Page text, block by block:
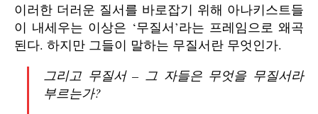
이러한 더러운 질서를 바로잡기 위해 아나키스트들
이 내세우는 이상은 ‘무질서’라는 프레임으로 왜곡
된다. 하지만 그들이 말하는 무질서란 무엇인가.
그리고 무질서 – 그 자들은 무엇을 무질서라
부르는가?